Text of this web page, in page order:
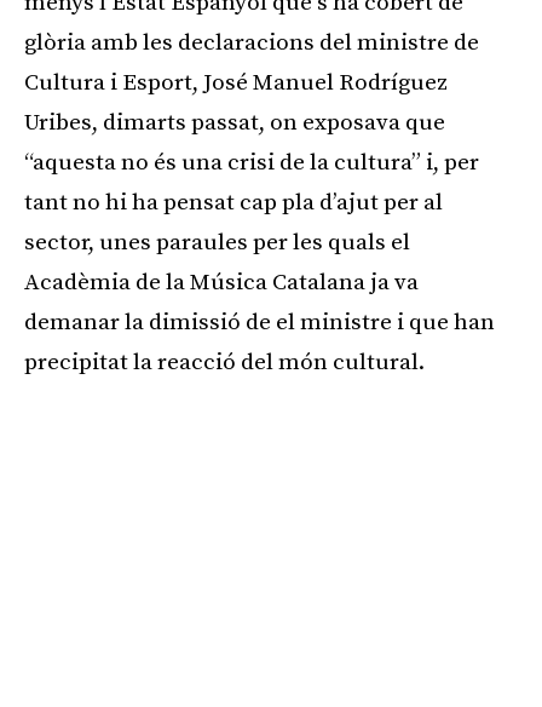
glòria amb les declaracions del ministre de
Cultura i Esport, José Manuel Rodríguez
Uribes, dimarts passat, on exposava que
“aquesta no és una crisi de la cultura” i, per
tant no hi ha pensat cap pla d’ajut per al
sector, unes paraules per les quals el
Acadèmia de la Música Catalana ja va
demanar la dimissió de el ministre i que han
precipitat la reacció del món cultural.